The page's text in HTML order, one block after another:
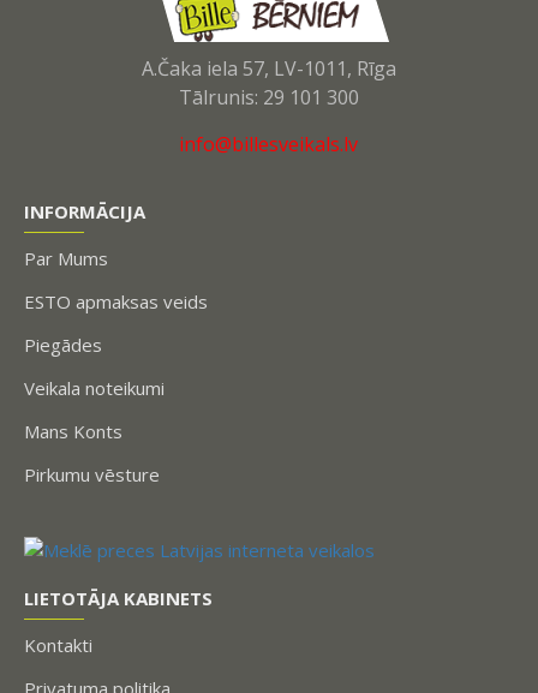
A.Čaka iela 57, LV-1011, Rīga
Tālrunis: 29 101 300
info@billesveikals.lv
INFORMĀCIJA
Par Mums
ESTO apmaksas veids
Piegādes
Veikala noteikumi
Mans Konts
Pirkumu vēsture
LIETOTĀJA KABINETS
Kontakti
Privatuma politika.